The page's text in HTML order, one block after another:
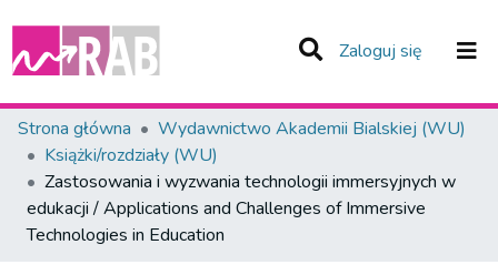
Zaloguj się (current)
Zespoły i Kolekcje
Statystyka
Całe Repozytorium
Strona główna
Wydawnictwo Akademii Bialskiej (WU)
Książki/rozdziały (WU)
Zastosowania i wyzwania technologii immersyjnych w
edukacji / Applications and Challenges of Immersive
Technologies in Education